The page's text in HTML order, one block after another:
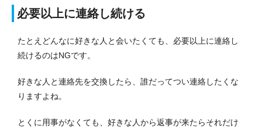
必要以上に連絡し続ける
たとえどんなに好きな人と会いたくても、必要以上に連絡し
続けるのはNGです。
好きな人と連絡先を交換したら、誰だってつい連絡したくな
りますよね。
とくに用事がなくても、好きな人から返事が来たらそれだけ